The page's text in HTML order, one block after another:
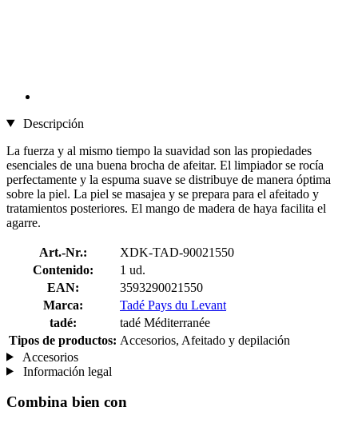
Descripción
La fuerza y al mismo tiempo la suavidad son las propiedades
esenciales de una buena brocha de afeitar. El limpiador se rocía
perfectamente y la espuma suave se distribuye de manera óptima
sobre la piel. La piel se masajea y se prepara para el afeitado y
tratamientos posteriores. El mango de madera de haya facilita el
agarre.
Art.-Nr.:
XDK-TAD-90021550
Contenido:
1 ud.
EAN:
3593290021550
Marca:
Tadé Pays du Levant
tadé:
tadé Méditerranée
Tipos de productos: Accesorios, Afeitado y depilación
Accesorios
Información legal
Combina bien con